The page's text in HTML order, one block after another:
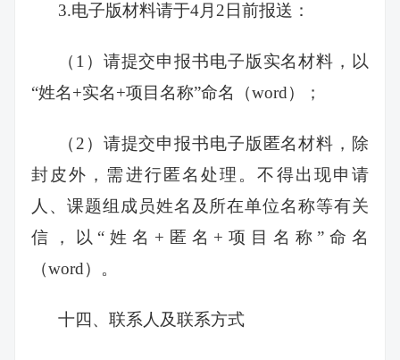
3.电子版材料请于4月2日前报送：
（1）请提交申报书电子版实名材料，以
“姓名+实名+项目名称”命名（word）；
（2）请提交申报书电子版匿名材料，除
封皮外，需进行匿名处理。不得出现申请
人、课题组成员姓名及所在单位名称等有关
信，以“姓名+匿名+项目名称”命名
（word）。
十四、联系人及联系方式